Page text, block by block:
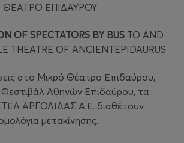
ΕΠΙΔΑΥΡΟΥ
OF SPECTATORS BY BUS TO AND
THEATRE OF ANCIENTEPIDAURUS
στο Μικρό Θέατρο Επιδαύρου,
Αθηνών Επιδαύρου, τα
ΑΡΓΟΛΙΔΑΣ Α.Ε. διαθέτουν
μετακίνησης.